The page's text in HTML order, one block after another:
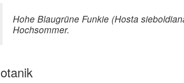
Hohe Blaugrüne Funkie (Hosta
Hochsommer.